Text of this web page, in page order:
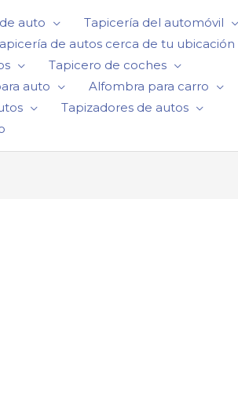
auto
Tapicería del automóvil
de autos cerca de tu ubicación
Tapicero de coches
auto
Alfombra para carro
Tapizadores de autos